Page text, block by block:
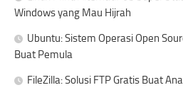
Windows yang Mau Hijrah
Ubuntu: Sistem Operasi Open
Buat Pemula
FileZilla: Solusi FTP Gratis Buat